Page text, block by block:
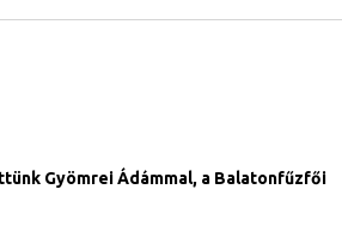
Gyömrei Ádámmal, a Balatonfűzfői